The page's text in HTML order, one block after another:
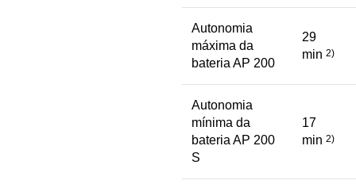
Autonomia
máxima da
bateria AP 200
29
min 2)
Autonomia
mínima da
bateria AP 200
S
17
min 2)